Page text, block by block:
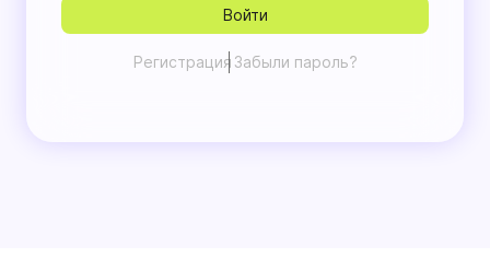
Регистрация Забыли пароль?